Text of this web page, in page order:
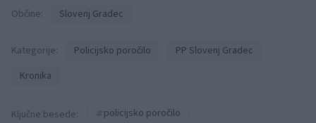
Občine: Slovenj Gradec
Kategorije: Policijsko poročilo
PP Slovenj Gradec
Kronika
Ključne besede:
policijsko poročilo